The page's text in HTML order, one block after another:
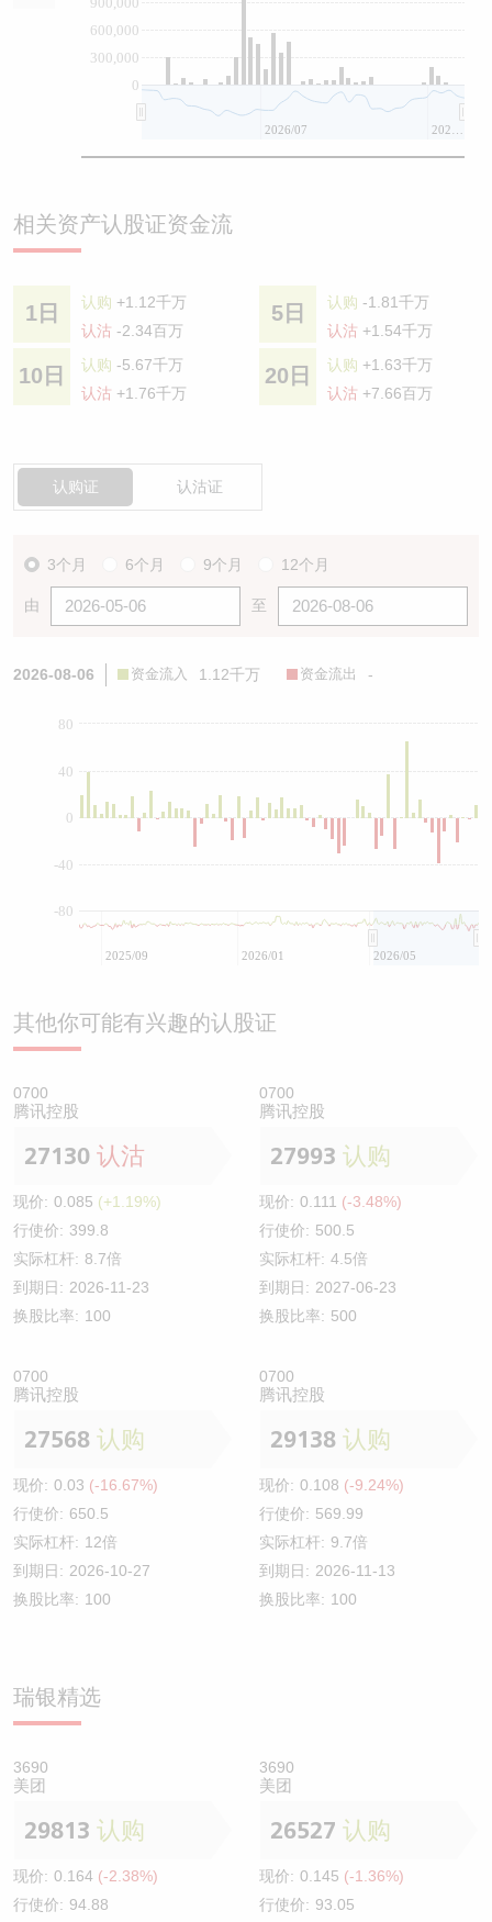
0
300,000
600,000
2026/07
相关资产认股证资金流
1日 认购 +1.12千万
认沽 -2.34百万
5日 认购 -1.81千万
认沽 +1.54千万
10日 认购 -5.67千万
认沽 +1.76千万
20日 认购 +1.63千万
认沽 +7.66百万
认购证 认沽证
3个月 6个月 9个月 12个月
由 至
2026-08-06 资金流入 1.12千万 资金流出 -
-80
0
80
-40
40
2025/09 2026/01 2026/05
其他你可能有兴趣的认股证
0700
腾讯控股
27130 认沽
现价: 0.085 (+1.19%)
行使价: 399.8
实际杠杆: 8.7倍
到期日: 2026-11-23
换股比率: 100
0700
腾讯控股
27993 认购
现价: 0.111 (-3.48%)
行使价: 500.5
实际杠杆: 4.5倍
到期日: 2027-06-23
换股比率: 500
0700
腾讯控股
27568 认购
现价: 0.03 (-16.67%)
行使价: 650.5
实际杠杆: 12倍
到期日: 2026-10-27
换股比率: 100
0700
腾讯控股
29138 认购
现价: 0.108 (-9.24%)
行使价: 569.99
实际杠杆: 9.7倍
到期日: 2026-11-13
换股比率: 100
瑞银精选
3690
美团
29813 认购
现价: 0.164 (-2.38%)
行使价: 94.88
3690
美团
26527 认购
现价: 0.145 (-1.36%)
行使价: 93.05